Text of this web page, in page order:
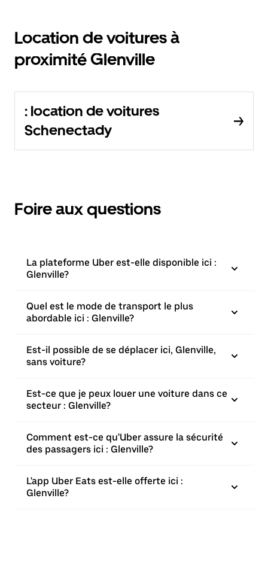
Location de voitures à
proximité Glenville
: location de voitures
Schenectady
Foire aux questions
La plateforme Uber est-elle disponible ici :
Glenville?
Quel est le mode de transport le plus
abordable ici : Glenville?
Est-il possible de se déplacer ici, Glenville,
sans voiture?
Est-ce que je peux louer une voiture dans ce
secteur : Glenville?
Comment est-ce qu'Uber assure la sécurité
des passagers ici : Glenville?
L'app Uber Eats est-elle offerte ici :
Glenville?